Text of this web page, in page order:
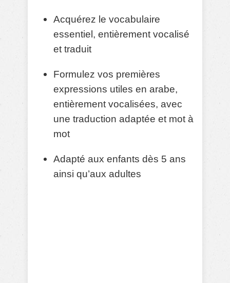
Acquérez le vocabulaire
essentiel, entièrement vocalisé
et traduit
Formulez vos premières
expressions utiles en arabe,
entièrement vocalisées, avec
une traduction adaptée et mot à
mot
Adapté aux enfants dès 5 ans
ainsi qu’aux adultes